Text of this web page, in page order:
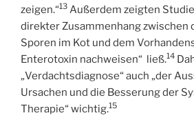
zeigen.“13 Außerdem zeigten
direkter Zusammenhang zwischen
Sporen im Kot und dem
Enterotoxin nachweisen“ ließ.14
„Verdachtsdiagnose“ auch „der
Ursachen und die Besserung der
Therapie“ wichtig.15